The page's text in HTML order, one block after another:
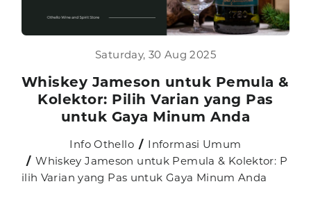
Saturday, 30 Aug 2025
Whiskey Jameson untuk Pemula &
Kolektor: Pilih Varian yang Pas
untuk Gaya Minum Anda
Info Othello
Informasi Umum
Whiskey Jameson untuk Pemula & Kolektor: P
ilih Varian yang Pas untuk Gaya Minum Anda